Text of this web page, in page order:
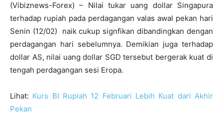
(Vibiznews-Forex) – Nilai tukar uang dollar Singapura
terhadap rupiah pada perdagangan valas awal pekan hari
Senin (12/02) naik cukup signfikan dibandingkan dengan
perdagangan hari sebelumnya. Demikian juga terhadap
dollar AS, nilai uang dollar SGD tersebut bergerak kuat di
tengah perdagangan sesi Eropa.
Lihat: Kurs BI Rupiah 12 Februari Lebih Kuat dari Akhir
Pekan